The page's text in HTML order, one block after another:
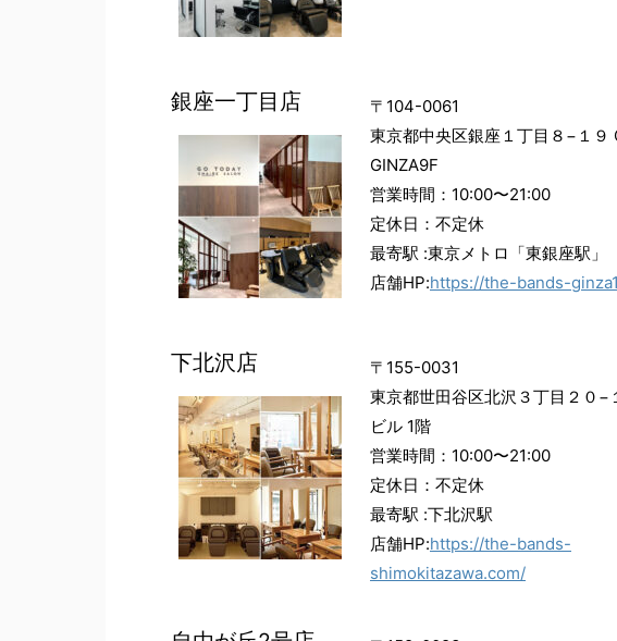
銀座一丁目店
〒104-0061
東京都中央区銀座１丁目８−１９
GINZA9F
営業時間：10:00〜21:00
定休日：不定休
最寄駅 :東京メトロ「東銀座駅」
店舗HP:https://the-bands-
下北沢店
〒155-0031
東京都世田谷区北沢３丁目２０−
ビル 1階
営業時間：10:00〜21:00
定休日：不定休
最寄駅 :下北沢駅
店舗HP:https://the-bands-
shimokitazawa.com/